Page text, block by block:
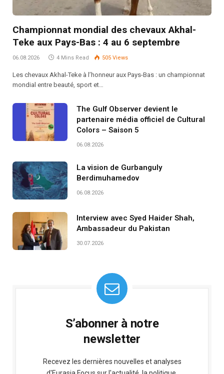
Championnat mondial des chevaux Akhal-
Teke aux Pays-Bas : 4 au 6 septembre
06.08.2026 4 Mins Read 505 Views
Les chevaux Akhal-Teke à l’honneur aux Pays-Bas : un championnat
mondial entre beauté, sport et…
The Gulf Observer devient le
partenaire média officiel de Cultural
Colors – Saison 5
06.08.2026
La vision de Gurbanguly
Berdimuhamedov
06.08.2026
Interview avec Syed Haider Shah,
Ambassadeur du Pakistan
30.07.2026
S’abonner à notre
newsletter
Recevez les dernières nouvelles et analyses